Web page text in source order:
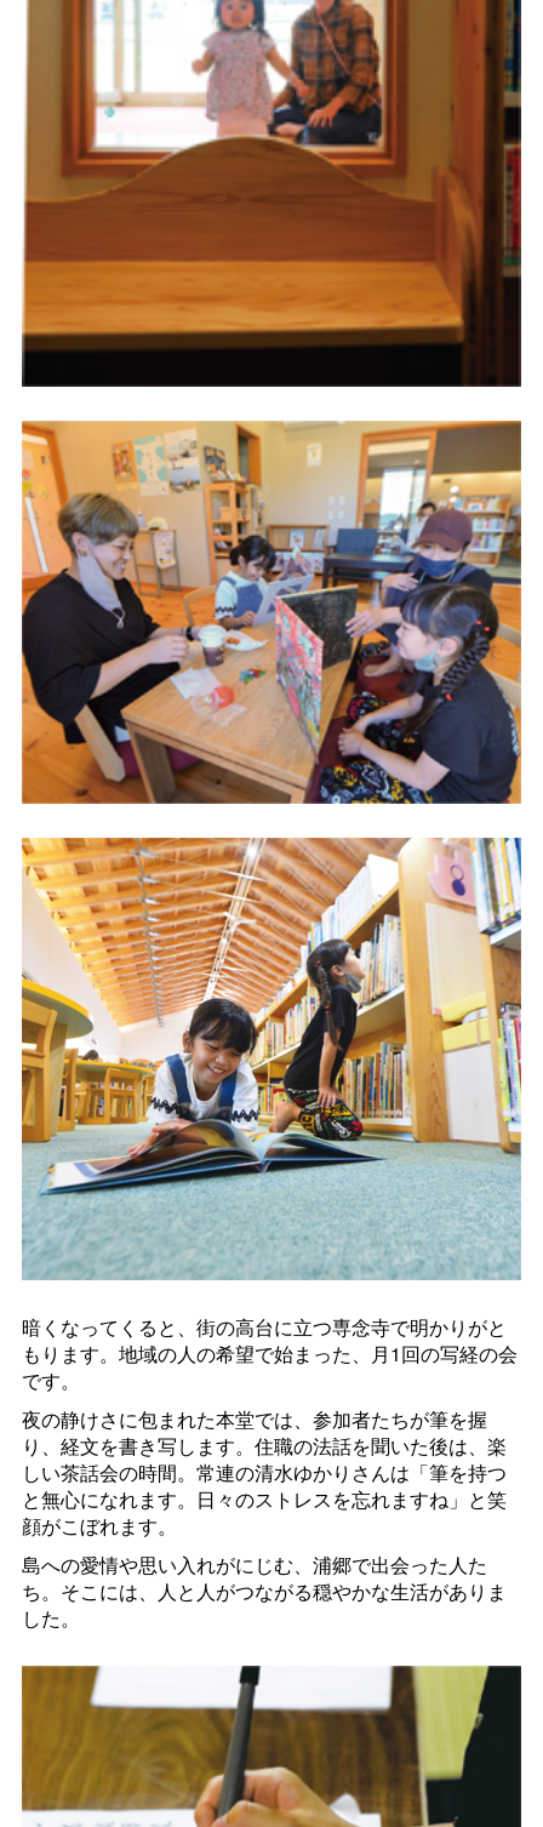
暗くなってくると、街の高台に立つ専念寺で明かりがと
もります。地域の人の希望で始まった、月1回の写経の会
です。
夜の静けさに包まれた本堂では、参加者たちが筆を握
り、経文を書き写します。住職の法話を聞いた後は、楽
しい茶話会の時間。常連の清水ゆかりさんは「筆を持つ
と無心になれます。日々のストレスを忘れますね」と笑
顔がこぼれます。
島への愛情や思い入れがにじむ、浦郷で出会った人た
ち。そこには、人と人がつながる穏やかな生活がありま
した。